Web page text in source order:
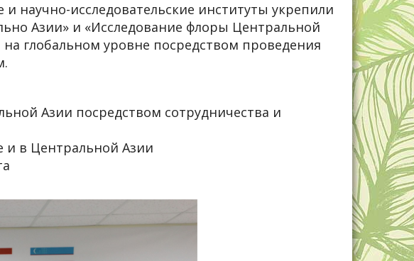
исследовательские институты укрепили
Азии» и «Исследование флоры Центральной
глобальном уровне посредством проведения
Азии посредством сотрудничества и
и в Центральной Азии